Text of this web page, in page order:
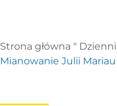
Strona główna "
Mianowanie Julii Mariau